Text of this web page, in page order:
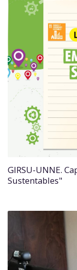
GIRSU-UNNE.
Sustentables"